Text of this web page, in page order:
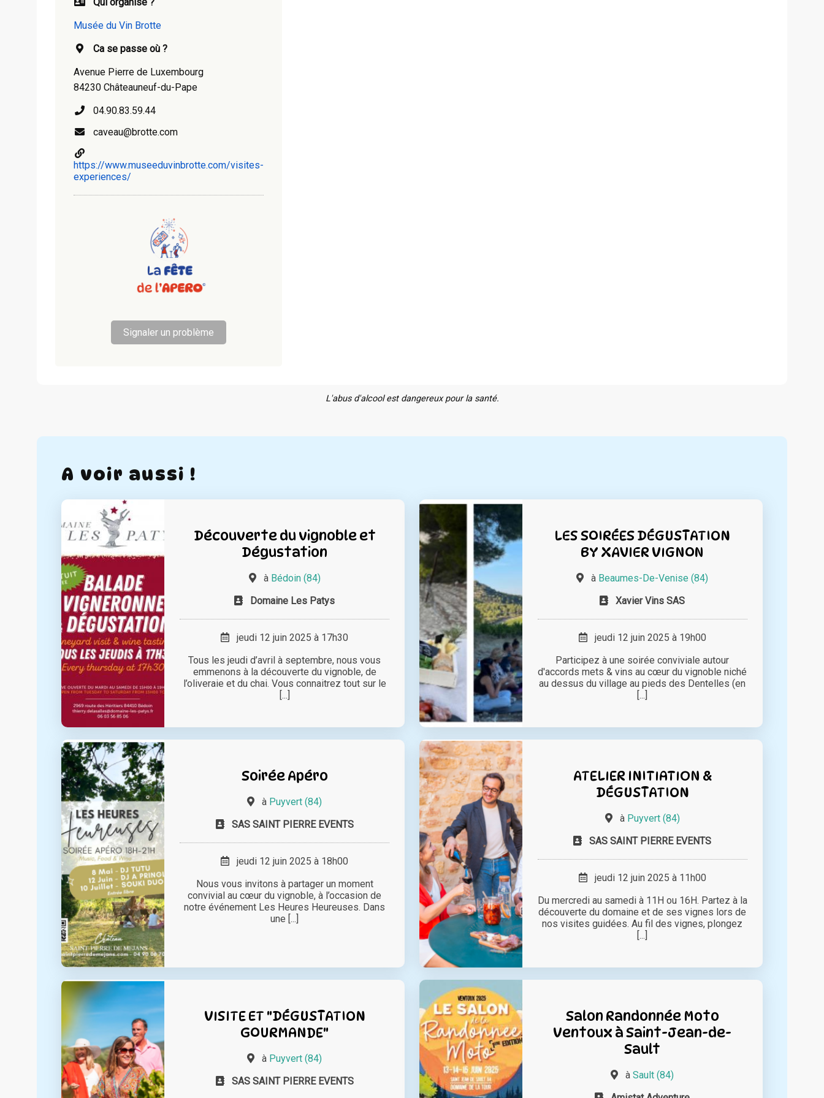
Musée du Vin Brotte
Ca se passe où ?
Avenue Pierre de Luxembourg
84230 Châteauneuf-du-Pape
04.90.83.59.44
caveau@brotte.com
https://www.museeduvinbrotte.com/visites-
experiences/
Signaler un problème
L'abus d'alcool est dangereux pour la santé.
A voir aussi !
Découverte du vignoble et
Dégustation
à Bédoin (84)
Domaine Les Patys
jeudi 12 juin 2025 à 17h30
Tous les jeudi d’avril à septembre, nous vous
emmenons à la découverte du vignoble, de
l’oliveraie et du chai. Vous connaitrez tout sur le
[...]
LES SOIRÉES DÉGUSTATION
BY XAVIER VIGNON
à Beaumes-De-Venise (84)
Xavier Vins SAS
jeudi 12 juin 2025 à 19h00
Participez à une soirée conviviale autour
d'accords mets & vins au cœur du vignoble niché
au dessus du village au pieds des Dentelles (en
[...]
Soirée Apéro
à Puyvert (84)
SAS SAINT PIERRE EVENTS
jeudi 12 juin 2025 à 18h00
Nous vous invitons à partager un moment
convivial au cœur du vignoble, à l’occasion de
notre événement Les Heures Heureuses. Dans
une [...]
ATELIER INITIATION &
DÉGUSTATION
à Puyvert (84)
SAS SAINT PIERRE EVENTS
jeudi 12 juin 2025 à 11h00
Du mercredi au samedi à 11H ou 16H. Partez à la
découverte du domaine et de ses vignes lors de
nos visites guidées. Au fil des vignes, plongez
[...]
VISITE ET "DÉGUSTATION
GOURMANDE"
à Puyvert (84)
SAS SAINT PIERRE EVENTS
Salon Randonnée Moto
Ventoux à Saint-Jean-de-
Sault
àSault (84)